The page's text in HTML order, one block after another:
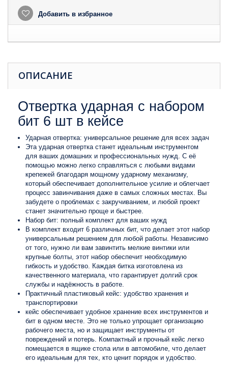
Добавить в избранное
ОПИСАНИЕ
Отвертка ударная с набором
бит 6 шт в кейсе
Ударная отвертка: универсальное решение для всех задач
Эта ударная отвертка станет идеальным инструментом
для ваших домашних и профессиональных нужд. С её
помощью можно легко справляться с любыми видами
крепежей благодаря мощному ударному механизму,
который обеспечивает дополнительное усилие и облегчает
процесс завинчивания даже в самых сложных местах. Вы
забудете о проблемах с закручиванием, и любой проект
станет значительно проще и быстрее.
Набор бит: полный комплект для ваших нужд
В комплект входит 6 различных бит, что делает этот набор
универсальным решением для любой работы. Независимо
от того, нужно ли вам завинтить мелкие винтики или
крупные болты, этот набор обеспечит необходимую
гибкость и удобство. Каждая битка изготовлена из
качественного материала, что гарантирует долгий срок
службы и надёжность в работе.
Практичный пластиковый кейс: удобство хранения и
транспортировки
кейс обеспечивает удобное хранение всех инструментов и
бит в одном месте. Это не только упрощает организацию
рабочего места, но и защищает инструменты от
повреждений и потерь. Компактный и прочный кейс легко
помещается в ящике стола или в автомобиле, что делает
его идеальным для тех, кто ценит порядок и удобство.